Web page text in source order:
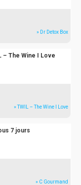
» Dr Detox Box
– The Wine I Love
» TWIL – The Wine I Love
7 jours
» C Gourmand